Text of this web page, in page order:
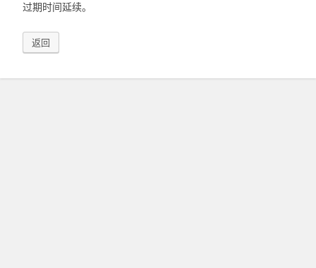
过期时间延续。
返回